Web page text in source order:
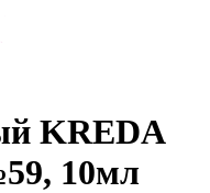
KREDA
10мл